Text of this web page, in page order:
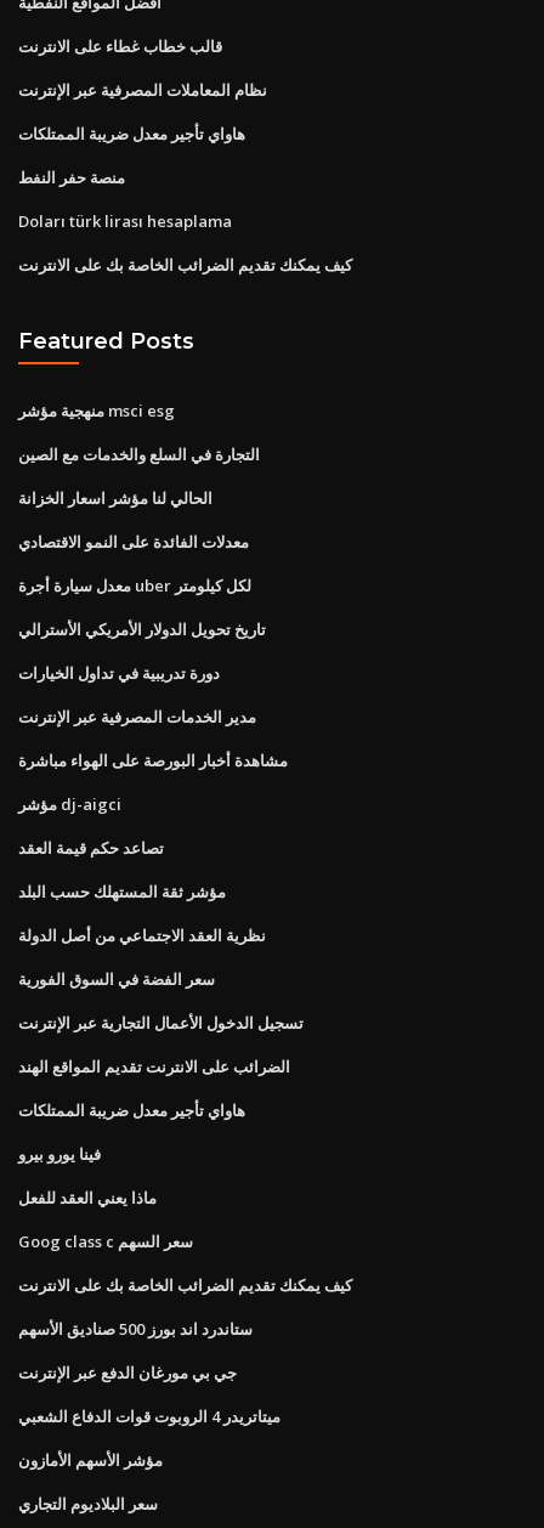
قالب خطاب غطاء على الانترنت
نظام المعاملات المصرفية عبر الإنترنت
هاواي تأجير معدل ضريبة الممتلكات
منصة حفر النفط
Doları türk lirası hesaplama
كيف يمكنك تقديم الضرائب الخاصة بك على الانترنت
Featured Posts
منهجية مؤشر msci esg
التجارة في السلع والخدمات مع الصين
الحالي لنا مؤشر اسعار الخزانة
معدلات الفائدة على النمو الاقتصادي
معدل سيارة أجرة uber لكل كيلومتر
تاريخ تحويل الدولار الأمريكي الأسترالي
دورة تدريبية في تداول الخيارات
مدير الخدمات المصرفية عبر الإنترنت
مشاهدة أخبار البورصة على الهواء مباشرة
مؤشر dj-aigci
تصاعد حكم قيمة العقد
مؤشر ثقة المستهلك حسب البلد
نظرية العقد الاجتماعي من أصل الدولة
سعر الفضة في السوق الفورية
تسجيل الدخول الأعمال التجارية عبر الإنترنت
الضرائب على الانترنت تقديم المواقع الهند
هاواي تأجير معدل ضريبة الممتلكات
فينا يورو بيرو
ماذا يعني العقد للفعل
Goog class c سعر السهم
كيف يمكنك تقديم الضرائب الخاصة بك على الانترنت
ستاندرد اند بورز 500 صناديق الأسهم
جي بي مورغان الدفع عبر الإنترنت
ميتاتريدر 4 الروبوت قوات الدفاع الشعبي
مؤشر الأسهم الأمازون
سعر البلاديوم التجاري